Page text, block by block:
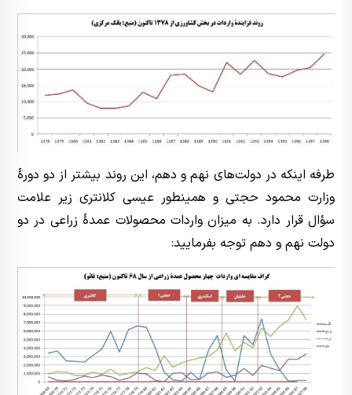
طرفه اینکه در دولت‌های نهم و دهم، این روند بیشتر از دو دورۀ
وزارت محمود حجتی و همینطور عیسی کلانتری زیر علامت
سؤال قرار دارد. به میزان واردات محصولات عمدۀ زراعی در دو
دولت نهم و دهم توجه بفرمایید: